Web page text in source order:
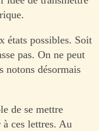
états possibles. Soit
pas. On ne peut
notons désormais
de se mettre
ces lettres. Au